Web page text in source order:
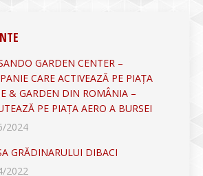
GARDEN CENTER –
CARE ACTIVEAZĂ PE PIAȚA
& GARDEN DIN ROMÂNIA –
PE PIAȚA AERO A BURSEI
2024
GRĂDINARULUI DIBACI
2022